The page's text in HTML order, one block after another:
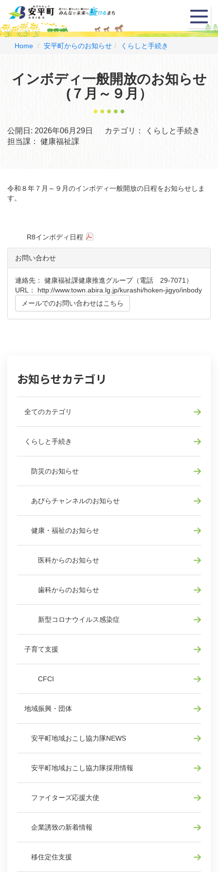
メ
ニ
ュ
Home 安平町からのお知らせ くらしと手続き
インボディ一般開放のお知らせ
(７月～９月）
公開日: 2026年06月29日 カテゴリ：
くらしと手続き
担当課：
健康福祉課
令和８年７月～９月のインボディ一般開放の日程をお知らせしま
す。
R8インボディ日程
お問い合わせ
連絡先： 健康福祉課健康推進グループ（電話 29-7071）
URL： http://www.town.abira.lg.jp/kurashi/hoken-jigyo/inbody
メールでのお問い合わせはこちら
お知らせカテゴリ
全てのカテゴリ
くらしと手続き
防災のお知らせ
あびらチャンネルのお知らせ
健康・福祉のお知らせ
医科からのお知らせ
歯科からのお知らせ
新型コロナウイルス感染症
子育て支援
CFCI
地域振興・団体
安平町地域おこし協力隊NEWS
安平町地域おこし協力隊採用情報
ファイターズ応援大使
企業誘致の新着情報
移住定住支援